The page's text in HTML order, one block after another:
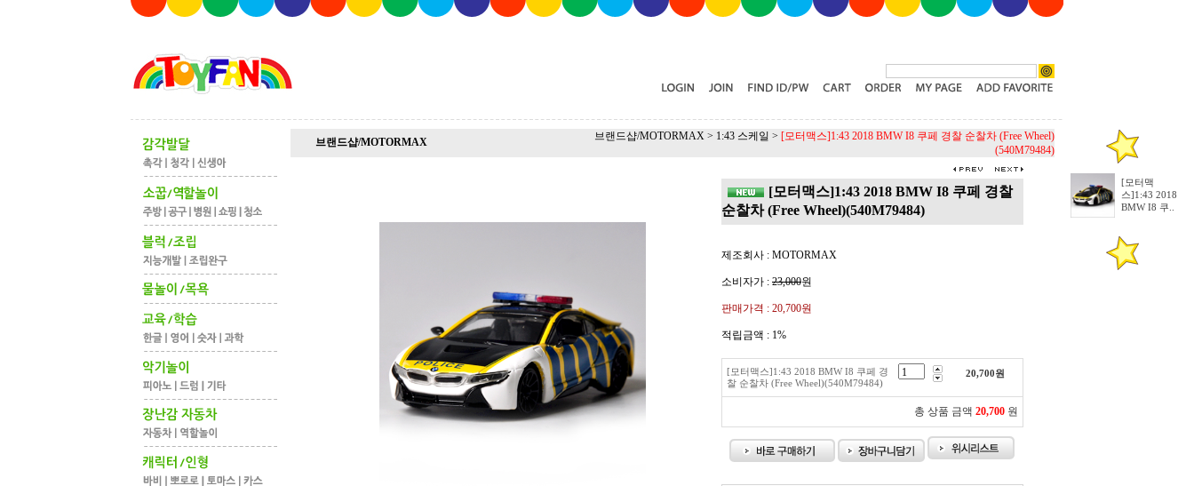
브랜드샵/MOTORMAX 브랜드샵/MOTORMAX > 1:43 스케일 > [모터맥스]1:43 2018 BMW I8 쿠페 경찰 순찰차 (Free Wheel)
(540M79484)
[모터맥스]1:43 2018 BMW I8 쿠페 경찰
순찰차 (Free Wheel)(540M79484)
제조회사 : MOTORMAX
소비자가 : 23,000원
판매가격 : 20,700원
적립금액 : 1%
[모터맥스]1:43 2018 BMW I8 쿠페 경
찰 순찰차 (Free Wheel)(540M79484)
20,700원
총 상품 금액 20,700 원
[모터맥
스]1:43 2018
BMW I8 쿠..